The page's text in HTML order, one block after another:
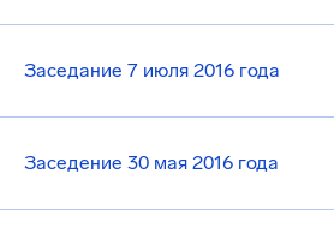
Заседание 7 июля 2016 года
Заседение 30 мая 2016 года